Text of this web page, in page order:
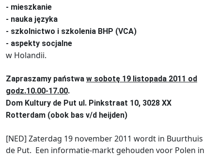
- mieszkanie
- nauka języka
- szkolnictwo i szkolenia BHP (VCA)
- aspekty socjalne
w Holandii.
Zapraszamy państwa w sobotę 19 listopada 2011 od
godz.10.00-17.00.
Dom Kultury de Put ul. Pinkstraat 10, 3028 XX
Rotterdam (obok bas v/d heijden)
[NED] Zaterdag 19 november 2011 wordt in Buurthuis
de Put. Een informatie-markt gehouden voor Polen in